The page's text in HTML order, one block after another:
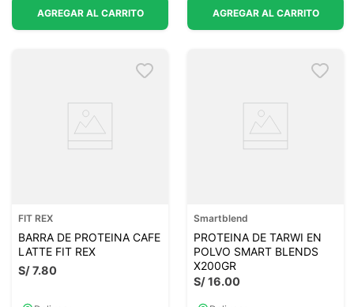
AGREGAR AL CARRITO AGREGAR AL CARRITO
FIT REX
BARRA DE PROTEINA CAFE
LATTE FIT REX
S/7.80
Smartblend
PROTEINA DE TARWI EN
POLVO SMART BLENDS
X200GR
S/16.00